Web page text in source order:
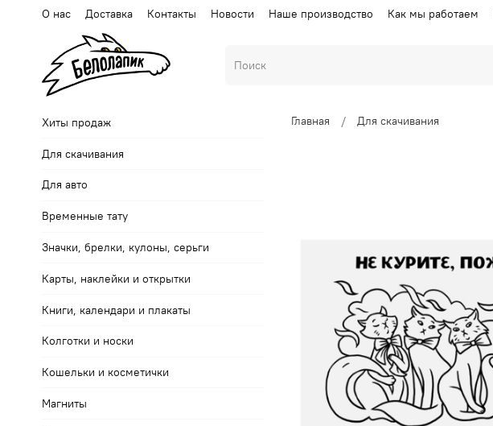
О нас Доставка Контакты Новости Наше производство Как мы работаем
Главная Для скачивания
Хиты продаж
Для скачивания
Для авто
Временные тату
Значки, брелки, кулоны, серьги
Карты, наклейки и открытки
Книги, календари и плакаты
Колготки и носки
Кошельки и косметички
Магниты